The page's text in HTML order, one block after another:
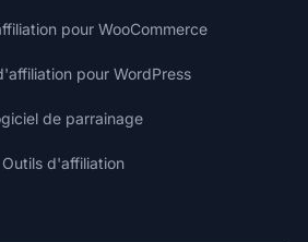
pour WooCommerce
pour WordPress
de parrainage
Outils d'affiliation